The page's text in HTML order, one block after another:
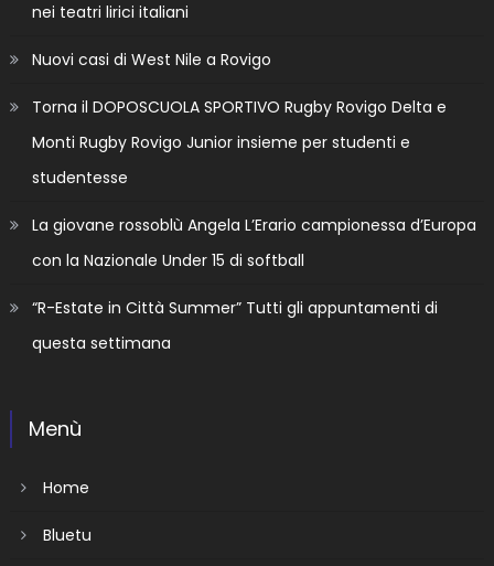
nei teatri lirici italiani
Nuovi casi di West Nile a Rovigo
Torna il DOPOSCUOLA SPORTIVO Rugby Rovigo Delta e
Monti Rugby Rovigo Junior insieme per studenti e
studentesse
La giovane rossoblù Angela L’Erario campionessa d’Europa
con la Nazionale Under 15 di softball
“R-Estate in Città Summer” Tutti gli appuntamenti di
questa settimana
Menù
Home
Bluetu